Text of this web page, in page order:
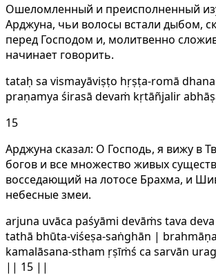
Ошеломленный и преисполненный
Арджуна, чьи волосы встали дыбом,
перед Господом и, молитвенно
начинает говорить.
tataḥ sa vismayāviṣṭo hṛṣṭa-romā
praṇamya śirasā devaṁ kṛtāñjalir
15
Арджуна сказал: О Господь, я вижу в
богов и все множество живых
восседающий на лотосе Брахма, и
небесные змеи.
arjuna uvāca paśyāmi devāṁs tava
tathā bhūta-viśeṣa-saṅghān |
kamalāsana-stham ṛṣīṁś ca sarvān
|| 15 ||